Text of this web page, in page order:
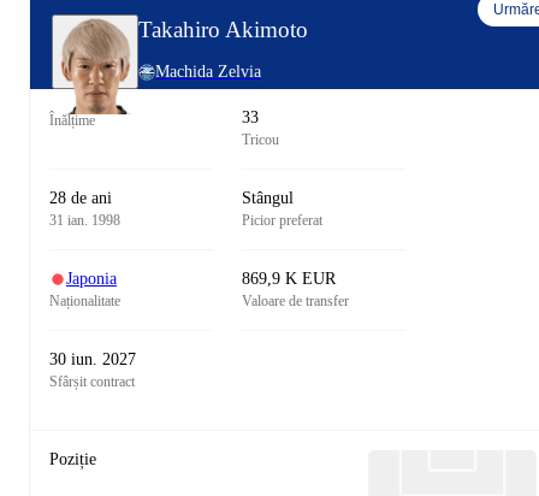
Takahiro Akimoto
Machida Zelvia
Înălțime 33
Tricou
28 de ani
31 ian. 1998
Stângul
Picior preferat
Japonia
Naționalitate
869,9 K EUR
Valoare de transfer
30 iun. 2027
Sfârșit contract
Poziție